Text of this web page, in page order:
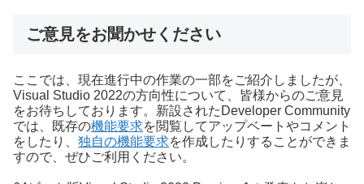
ご意見をお聞かせください
ここでは、現在進行中の作業の一部をご紹介しましたが、
Visual Studio 2022の方向性について、皆様からのご意見
をお待ちしております。新設されたDeveloper Community
では、既存の機能要求を閲覧してアップベートやコメント
をしたり、 独自の機能要求を作成したりすることができま
すので、ぜひご利用ください。